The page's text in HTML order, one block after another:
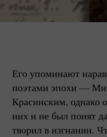
Его упоминают
поэтами эпохи —
Красинским, однако
них и не был понят
творил в изгнании.